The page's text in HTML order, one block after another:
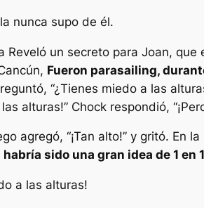
nunca supo de él.
Reveló un secreto para Joan,
Fueron parasailing,
“¿Tienes miedo a las
alturas!” Chock respondió,
agregó, “¡Tan alto!” y gritó. En
habría sido una gran idea de 1 en
a las alturas!